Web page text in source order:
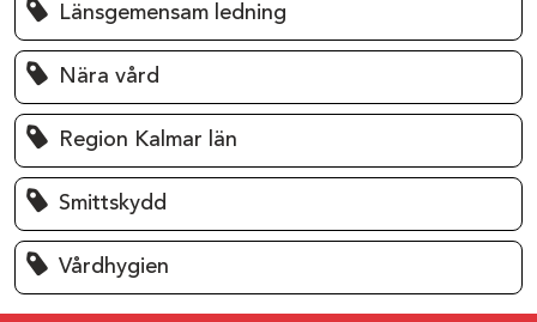
Länsgemensam ledning
Nära vård
Region Kalmar län
Smittskydd
Vårdhygien